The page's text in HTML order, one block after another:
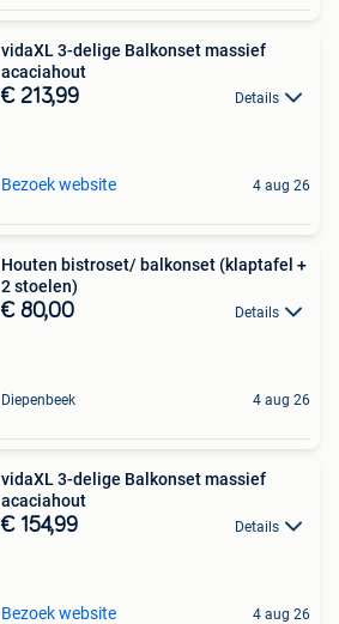
vidaXL 3-delige Balkonset massief
acaciahout
€ 213,99 Details
Bezoek website 4 aug 26
Houten bistroset/ balkonset (klaptafel +
2 stoelen)
€ 80,00 Details
Diepenbeek 4 aug 26
vidaXL 3-delige Balkonset massief
acaciahout
€ 154,99 Details
Bezoek website 4 aug 26